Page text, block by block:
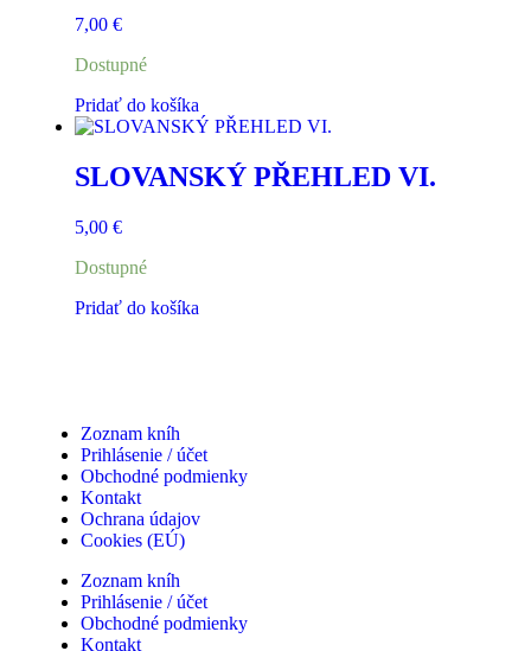
7,00 €
Dostupné
Pridať do košíka
SLOVANSKÝ PŘEHLED VI.
5,00 €
Dostupné
Pridať do košíka
Zoznam kníh
Prihlásenie / účet
Obchodné podmienky
Kontakt
Ochrana údajov
Cookies (EÚ)
Zoznam kníh
Prihlásenie / účet
Obchodné podmienky
Kontakt